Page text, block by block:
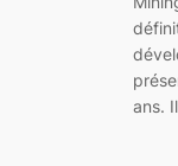
ans.